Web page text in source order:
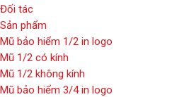
Đối tác
Sản phẩm
Mũ bảo hiểm 1/2 in logo
Mũ 1/2 có kính
Mũ 1/2 không kính
Mũ bảo hiểm 3/4 in logo